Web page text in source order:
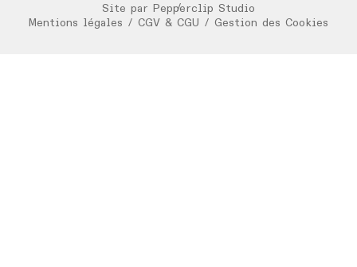
/
Site par
Pepperclip Studio
Mentions légales / CGV & CGU / Gestion des Cookies